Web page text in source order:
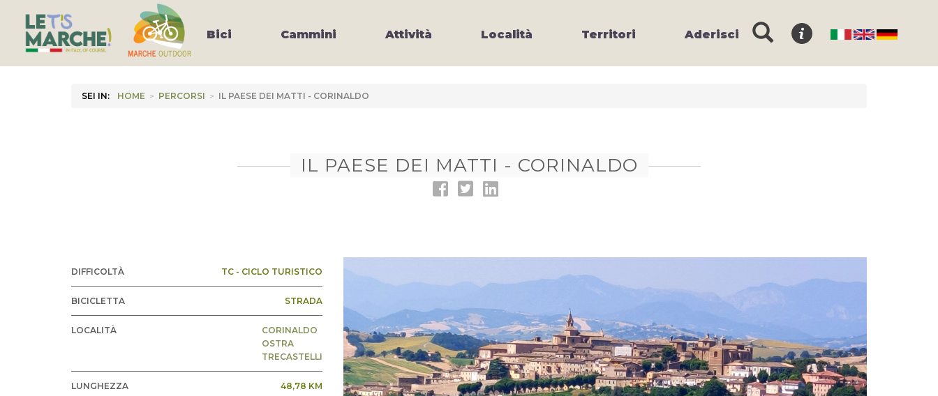
Bici Cammini Attività Località Territori Aderisci
SEI IN: HOME > PERCORSI > IL PAESE DEI MATTI - CORINALDO
IL PAESE DEI MATTI - CORINALDO
DIFFICOLTÀ TC - CICLO TURISTICO
BICICLETTA STRADA
LOCALITÀ
CORINALDO
OSTRA
TRECASTELLI
LUNGHEZZA 48,78 KM